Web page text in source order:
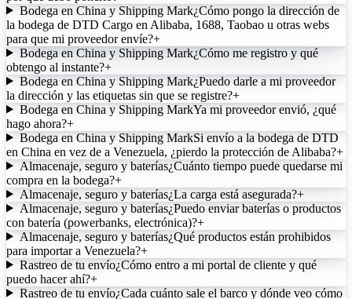
Bodega en China y Shipping Mark¿Cómo pongo la dirección de
la bodega de DTD Cargo en Alibaba, 1688, Taobao u otras webs
para que mi proveedor envíe?+
Bodega en China y Shipping Mark¿Cómo me registro y qué
obtengo al instante?+
Bodega en China y Shipping Mark¿Puedo darle a mi proveedor
la dirección y las etiquetas sin que se registre?+
Bodega en China y Shipping MarkYa mi proveedor envió, ¿qué
hago ahora?+
Bodega en China y Shipping MarkSi envío a la bodega de DTD
en China en vez de a Venezuela, ¿pierdo la protección de Alibaba?+
Almacenaje, seguro y baterías¿Cuánto tiempo puede quedarse mi
compra en la bodega?+
Almacenaje, seguro y baterías¿La carga está asegurada?+
Almacenaje, seguro y baterías¿Puedo enviar baterías o productos
con batería (powerbanks, electrónica)?+
Almacenaje, seguro y baterías¿Qué productos están prohibidos
para importar a Venezuela?+
Rastreo de tu envío¿Cómo entro a mi portal de cliente y qué
puedo hacer ahí?+
Rastreo de tu envío¿Cada cuánto sale el barco y dónde veo cómo